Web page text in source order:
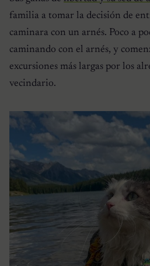
familia a tomar la decisión de
caminara con un arnés. Poco a
caminando con el arnés, y
excursiones más largas por los
vecindario.